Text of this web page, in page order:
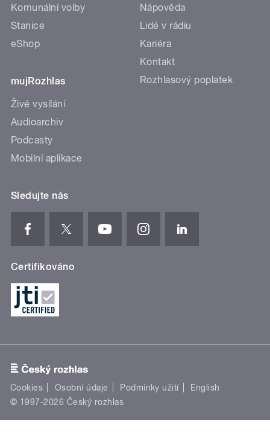
Komunální volby
Stanice
eShop
mujRozhlas
Živé vysílání
Audioarchiv
Podcasty
Mobilní aplikace
Nápověda
Lidé v rádiu
Kariéra
Kontakt
Rozhlasový poplatek
Sledujte nás
Certifikováno
Cookies Osobní údaje Podmínky užití
English
© 1997-2026 Český rozhlas